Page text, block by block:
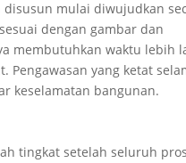
disusun mulai diwujudkan
dengan gambar dan
membutuhkan waktu lebih
yang ketat
keselamatan bangunan.
tingkat setelah seluruh